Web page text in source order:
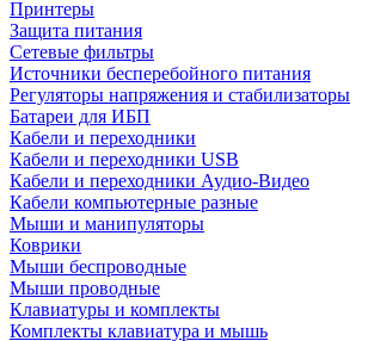
Принтеры
Защита питания
Сетевые фильтры
Источники бесперебойного питания
Регуляторы напряжения и стабилизаторы
Батареи для ИБП
Кабели и переходники
Кабели и переходники USB
Кабели и переходники Аудио-Видео
Кабели компьютерные разные
Мыши и манипуляторы
Коврики
Мыши беспроводные
Мыши проводные
Клавиатуры и комплекты
Комплекты клавиатура и мышь